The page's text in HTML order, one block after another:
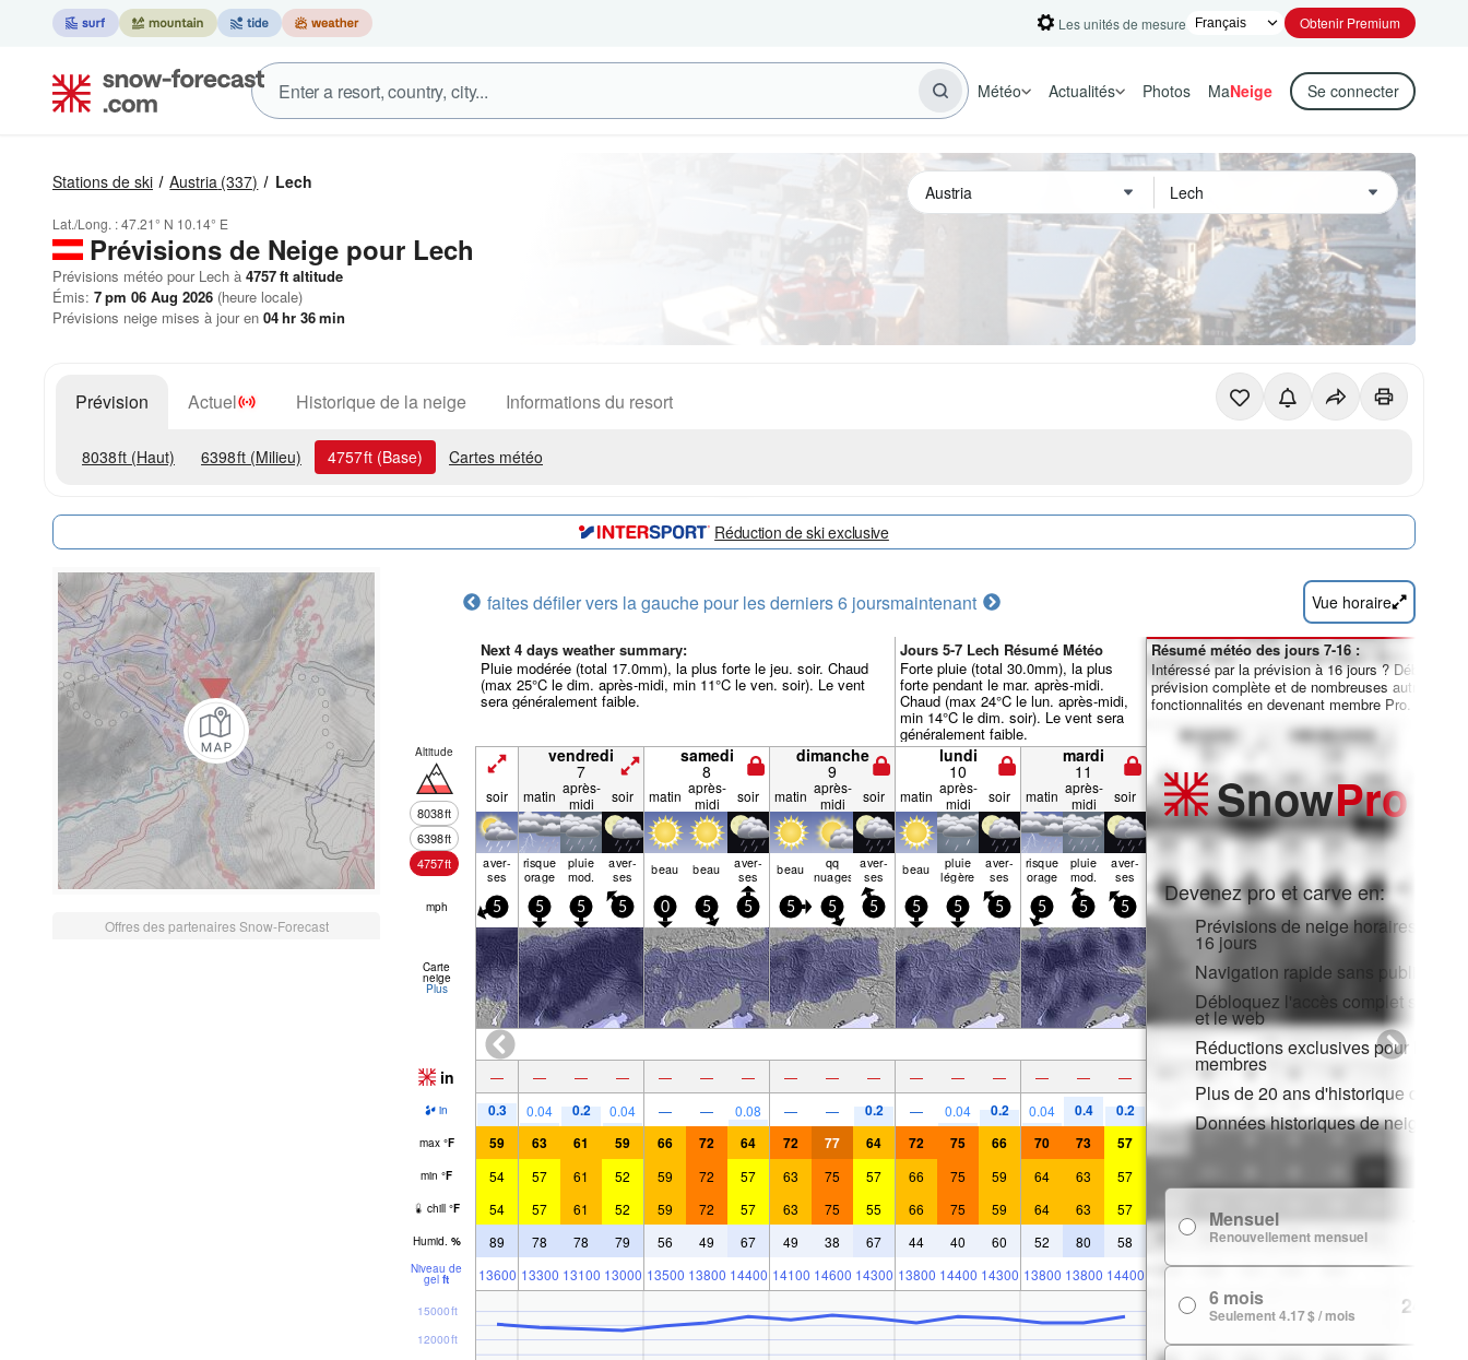
Les unités de mesure Obtenir Premium
Météo Actualités Photos MaNeige Se connecter
Stations de ski Austria (337) Lech
Lat./Long. :47.21° N 10.14° E
Prévisions de Neige pour Lech
Prévisions météo pour Lech à 4757ft altitude
Émis: 7 pm 06 Aug 2026 (heure locale)
Prévisions neige mises à jour en 04hr 36min
Prévision Actuel Historique de la neige Informations du resort
8038ft (Haut) 6398ft (Milieu) 4757ft (Base) Cartes météo
Réduction de ski exclusive
Offres des partenaires Snow-Forecast
faites défiler vers la gauche pour les derniers 6 joursmaintenant Vue horaire
Next 4 days weather summary:
Pluie modérée (total 17.0mm), la plus forte le jeu. soir. Chaud
(max 25°C le dim. après-midi, min 11°C le ven. soir). Le vent
sera généralement faible.
Jours 5-7 Lech Résumé Météo
Forte pluie (total 30.0mm), la plus
forte pendant le mar. après-midi.
Chaud (max 24°C le lun. après-midi,
min 14°C le dim. soir). Le vent sera
généralement faible.
Altitude
8038ft
6398ft
4757ft
vendredi
7
samedi
8
dimanche
9
lundi
10
mardi
11
soir matin après-
midi
soir matin après-
midi
soir matin après-
midi
soir matin après-
midi
soir matin après-
midi
soir
aver­
ses
risque
orage
pluie
mod.
aver­
ses beau beau aver­
ses beau qq
nuages
aver­
ses beau pluie
légère
aver­
ses
risque
orage
pluie
mod.
aver­
ses
mph 5 5 5 5 0 5 5 5 5 5 5 5 5 5 5 5
Carte
neige
Plus
in — — — — — — — — — — — — — — — —
in 0.3 0.04 0.2 0.04 — — 0.08 — — 0.2 — 0.04 0.2 0.04 0.4 0.2
max °F 59 63 61 59 66 72 64 72 77 64 72 75 66 70 73 57
min °F 54 57 61 52 59 72 57 63 75 57 66 75 59 64 63 57
chill °F 54 57 61 52 59 72 57 63 75 55 66 75 59 64 63 57
Humid. % 89 78 78 79 56 49 67 49 38 67 44 40 60 52 80 58
Niveau de
gel ft 13600 13300 13100 13000 13500 13800 14400 14100 14600 14300 13800 14400 14300 13800 13800 14400
12000ft
15000ft
Résumé météo des jours 7-16 :
Intéressé par la prévision à 16 jours ? Débloquez
prévision complète et de nombreuses autres
fonctionnalités en devenant membre Pro.
SnowPro
Devenez pro et carve en:
Prévisions de neige horaires et sur
16 jours
Navigation rapide sans publicité
Débloquez l'accès complet sur
et le web
Réductions exclusives pour les
membres
Plus de 20 ans d'historique de
Données historiques de neige
Mensuel
Renouvellement mensuel
6 mois
Seulement 4.17 $ / mois 24.99 $